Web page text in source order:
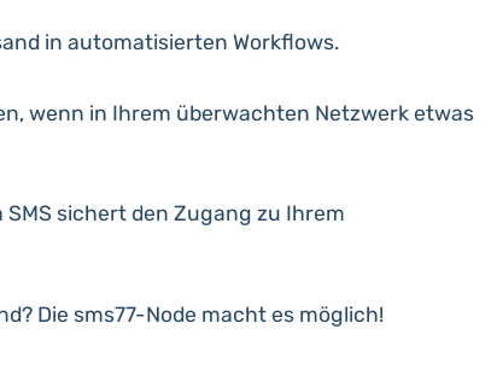
in automatisierten Workflows.
wenn in Ihrem überwachten Netzwerk etwas
sichert den Zugang zu Ihrem
Die sms77-Node macht es möglich!